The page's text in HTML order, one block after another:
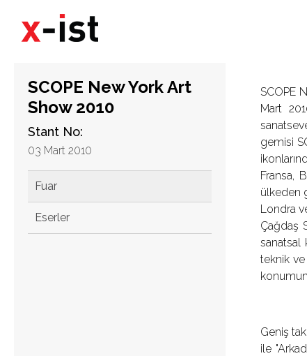
SCOPE New York Art
Show 2010
Stant No:
03 Mart 2010
Fuar
Eserler
SCOPE
Mart
gemisi
Fransa,
ülkeden
Londra
Çağdaş
sanatsal
teknik ve
Geniş
ile